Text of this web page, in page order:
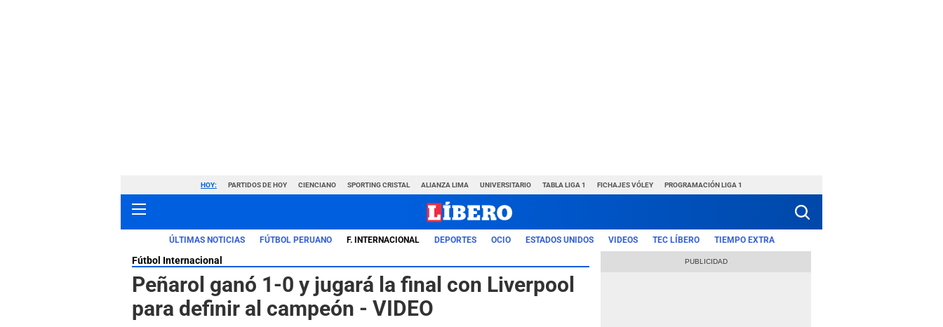
HOY: PARTIDOS DE HOY CIENCIANO SPORTING CRISTAL ALIANZA LIMA UNIVERSITARIO TABLA LIGA 1 FICHAJES VÓLEY PROGRAMACIÓN LIGA 1
ÚLTIMAS NOTICIAS FÚTBOL PERUANO F. INTERNACIONAL DEPORTES OCIO ESTADOS UNIDOS VIDEOS TEC LÍBERO TIEMPO EXTRA
Fútbol Internacional
Peñarol ganó 1-0 y jugará la final con Liverpool
para definir al campeón - VIDEO